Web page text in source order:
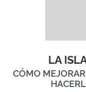
LA
CÓMO